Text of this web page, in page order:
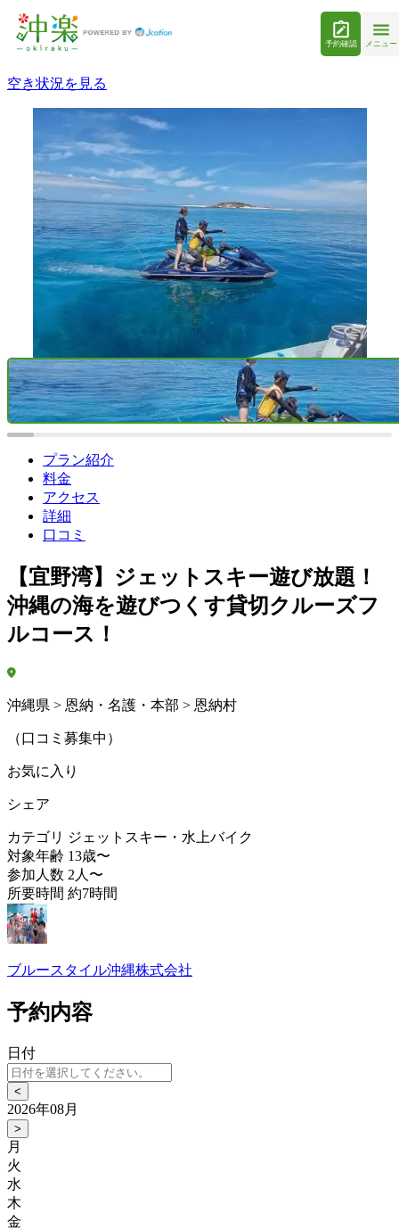
予約確認 メニュー
空き状況を見る
プラン紹介
料金
アクセス
詳細
口コミ
【宜野湾】ジェットスキー遊び放題！
沖縄の海を遊びつくす貸切クルーズフ
ルコース！
沖縄県 > 恩納・名護・本部 > 恩納村
（口コミ募集中）
お気に入り
シェア
カテゴリ ジェットスキー・水上バイク
対象年齢 13歳〜
参加人数 2人〜
所要時間 約7時間
ブルースタイル沖縄株式会社
予約内容
日付
<
2026年08月
>
月
火
水
木
金